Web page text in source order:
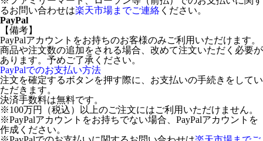
るお問い合わせは楽天市場までご連絡 ください。
PayPal
【備考】
PayPalアカウントをお持ちのお客様のみご利用いただけます。
商品や注文数の追加をされる場合、改めて注文いただく必要が
あります。予めご了承ください。
PayPalでのお支払い方法
注文を確定するボタンを押す際に、お支払いの手続きをしてい
ただきます。
決済手数料は無料です。
※100万円（税込）以上のご注文にはご利用いただけません。
※PayPalアカウントをお持ちでない場合、PayPalアカウントを
作成ください。